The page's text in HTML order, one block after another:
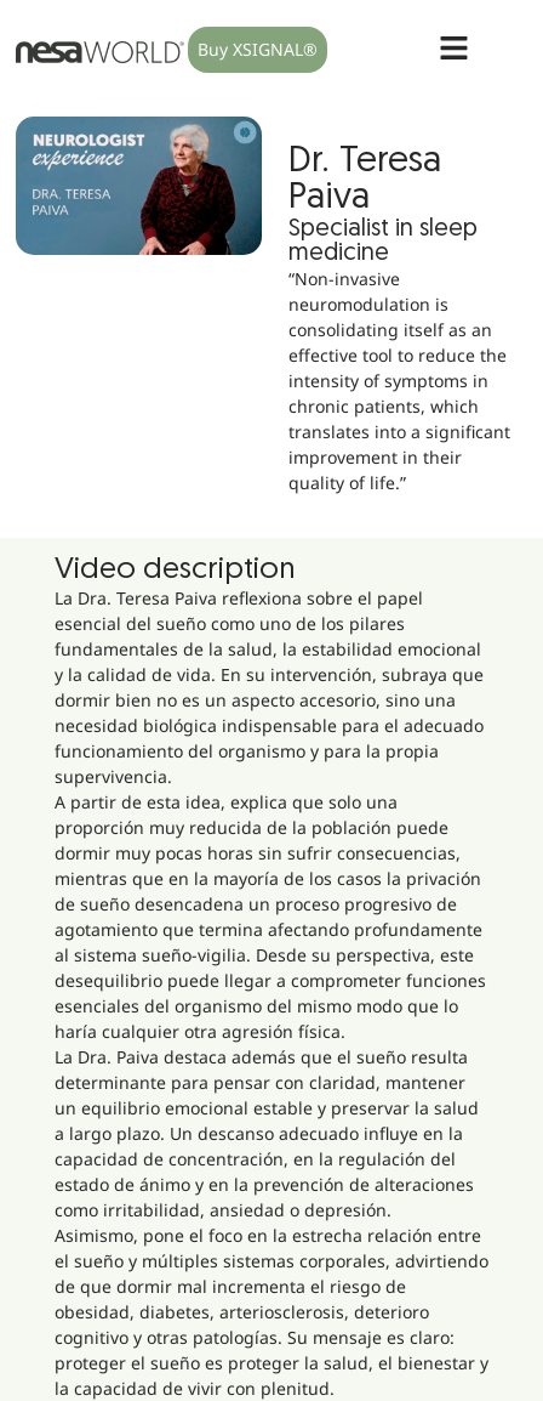
Buy XSIGNAL®
Dr. Teresa
Paiva
Specialist in sleep
medicine
“Non-invasive
neuromodulation is
consolidating itself as an
effective tool to reduce the
intensity of symptoms in
chronic patients, which
translates into a significant
improvement in their
quality of life.”
Video description
La Dra. Teresa Paiva reflexiona sobre el papel
esencial del sueño como uno de los pilares
fundamentales de la salud, la estabilidad emocional
y la calidad de vida. En su intervención, subraya que
dormir bien no es un aspecto accesorio, sino una
necesidad biológica indispensable para el adecuado
funcionamiento del organismo y para la propia
supervivencia.
A partir de esta idea, explica que solo una
proporción muy reducida de la población puede
dormir muy pocas horas sin sufrir consecuencias,
mientras que en la mayoría de los casos la privación
de sueño desencadena un proceso progresivo de
agotamiento que termina afectando profundamente
al sistema sueño-vigilia. Desde su perspectiva, este
desequilibrio puede llegar a comprometer funciones
esenciales del organismo del mismo modo que lo
haría cualquier otra agresión física.
La Dra. Paiva destaca además que el sueño resulta
determinante para pensar con claridad, mantener
un equilibrio emocional estable y preservar la salud
a largo plazo. Un descanso adecuado influye en la
capacidad de concentración, en la regulación del
estado de ánimo y en la prevención de alteraciones
como irritabilidad, ansiedad o depresión.
Asimismo, pone el foco en la estrecha relación entre
el sueño y múltiples sistemas corporales, advirtiendo
de que dormir mal incrementa el riesgo de
obesidad, diabetes, arteriosclerosis, deterioro
cognitivo y otras patologías. Su mensaje es claro:
proteger el sueño es proteger la salud, el bienestar y
la capacidad de vivir con plenitud.